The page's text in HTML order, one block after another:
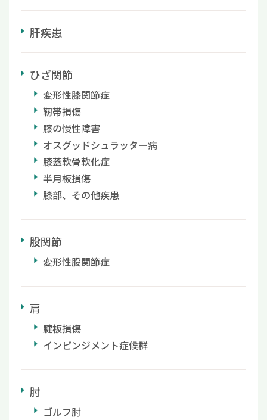
肝疾患
ひざ関節
変形性膝関節症
靭帯損傷
膝の慢性障害
オスグッドシュラッター病
膝蓋軟骨軟化症
半月板損傷
膝部、その他疾患
股関節
変形性股関節症
肩
腱板損傷
インピンジメント症候群
肘
ゴルフ肘